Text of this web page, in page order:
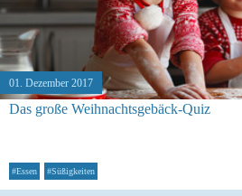
01. Dezember 2017
Das große Weihnachtsgebäck-Quiz
#Essen #Süßigkeiten